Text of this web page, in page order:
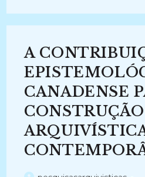
Em
Uma
De
Seus
Marcos
Teóricos
Subsídio
Aos
Estudos
(2013)
A
CANADENSE